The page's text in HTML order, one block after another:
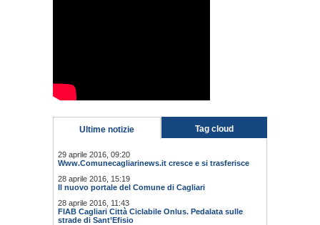
Ultime notizie Tag cloud
29 aprile 2016, 09:20
Www.Comunecagliarinews.it cresce e si trasferisce
28 aprile 2016, 15:19
Il nuovo portale del Comune di Cagliari
28 aprile 2016, 11:43
FIAB Cagliari Città Ciclabile Onlus. Pedalata sulle
strade di Sant’Efisio